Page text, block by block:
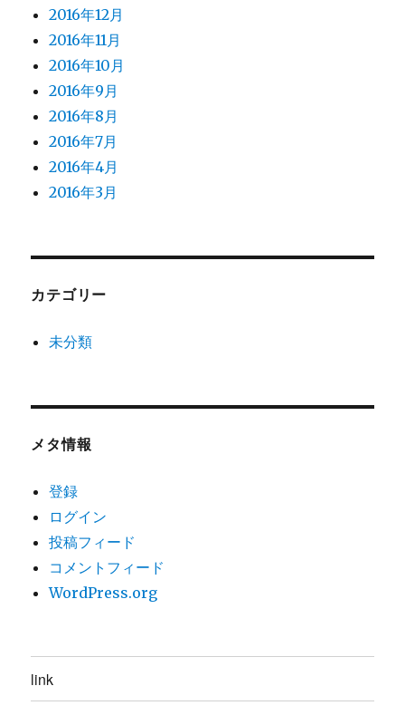
2016年12月
2016年11月
2016年10月
2016年9月
2016年8月
2016年7月
2016年4月
2016年3月
カテゴリー
未分類
メタ情報
登録
ログイン
投稿フィード
コメントフィード
WordPress.org
link